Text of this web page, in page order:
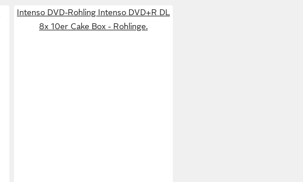
Intenso DVD-Rohling Intenso DVD+R DL
8x 10er Cake Box - Rohlinge.